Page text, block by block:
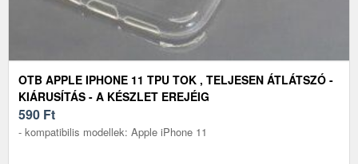
OTB APPLE IPHONE 11 TPU TOK , TELJESEN ÁTLÁTSZÓ -
KIÁRUSÍTÁS - A KÉSZLET EREJÉIG
590 Ft
- kompatibilis modellek: Apple iPhone 11